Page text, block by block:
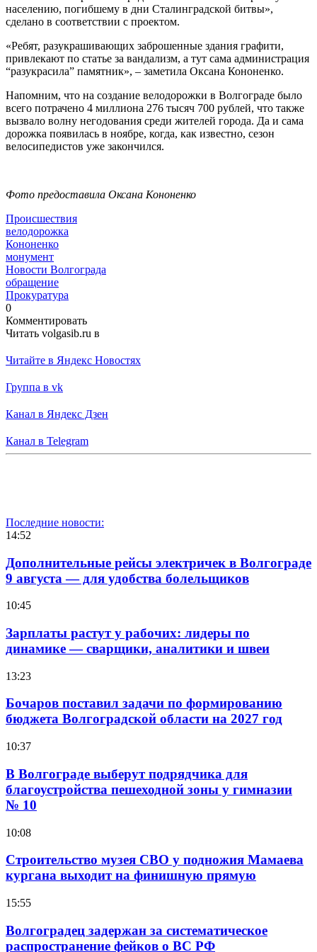
населению, погибшему в дни Сталинградской битвы»,
сделано в соответствии с проектом.
«Ребят, разукрашивающих заброшенные здания графити,
привлекают по статье за вандализм, а тут сама администрация
“разукрасила” памятник», – заметила Оксана Кононенко.
Напомним, что на создание велодорожки в Волгограде было
всего потрачено 4 миллиона 276 тысяч 700 рублей, что также
вызвало волну негодования среди жителей города. Да и сама
дорожка появилась в ноябре, когда, как известно, сезон
велосипедистов уже закончился.
Фото предоставила Оксана Кононенко
Происшествия
велодорожка
Кононенко
монумент
Новости Волгограда
обращение
Прокуратура
0
Комментировать
Читать volgasib.ru в
Читайте в Яндекс Новостях
Группа в vk
Канал в Яндекс Дзен
Канал в Telegram
Последние новости:
14:52
Дополнительные рейсы электричек в Волгограде
9 августа — для удобства болельщиков
10:45
Зарплаты растут у рабочих: лидеры по
динамике — сварщики, аналитики и швеи
13:23
Бочаров поставил задачи по формированию
бюджета Волгоградской области на 2027 год
10:37
В Волгограде выберут подрядчика для
благоустройства пешеходной зоны у гимназии
№ 10
10:08
Строительство музея СВО у подножия Мамаева
кургана выходит на финишную прямую
15:55
Волгоградец задержан за систематическое
распространение фейков о ВС РФ